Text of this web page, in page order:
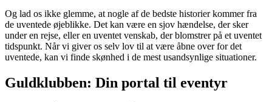
Og lad os ikke glemme, at nogle af de bedste historier kommer fra
de uventede øjeblikke. Det kan være en sjov hændelse, der sker
under en rejse, eller en uventet venskab, der blomstrer på et uventet
tidspunkt. Når vi giver os selv lov til at være åbne over for det
uventede, kan vi finde skønhed i de mest usandsynlige situationer.
Guldklubben: Din portal til eventyr